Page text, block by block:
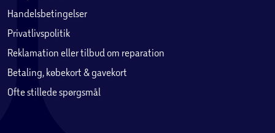
Handelsbetingelser
Privatlivspolitik
Reklamation eller tilbud om reparation
Betaling, købekort & gavekort
Ofte stillede spørgsmål